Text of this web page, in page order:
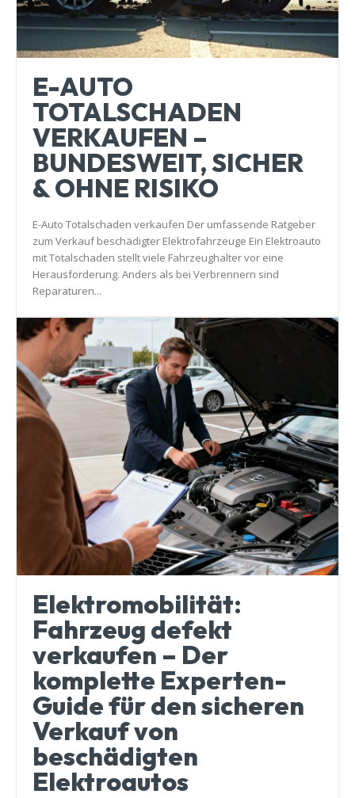
E-AUTO
TOTALSCHADEN
VERKAUFEN –
BUNDESWEIT, SICHER
& OHNE RISIKO
E-Auto Totalschaden verkaufen Der umfassende Ratgeber
zum Verkauf beschädigter Elektrofahrzeuge Ein Elektroauto
mit Totalschaden stellt viele Fahrzeughalter vor eine
Herausforderung. Anders als bei Verbrennern sind
Reparaturen...
Elektromobilität:
Fahrzeug defekt
verkaufen – Der
komplette Experten-
Guide für den sicheren
Verkauf von
beschädigten
Elektroautos